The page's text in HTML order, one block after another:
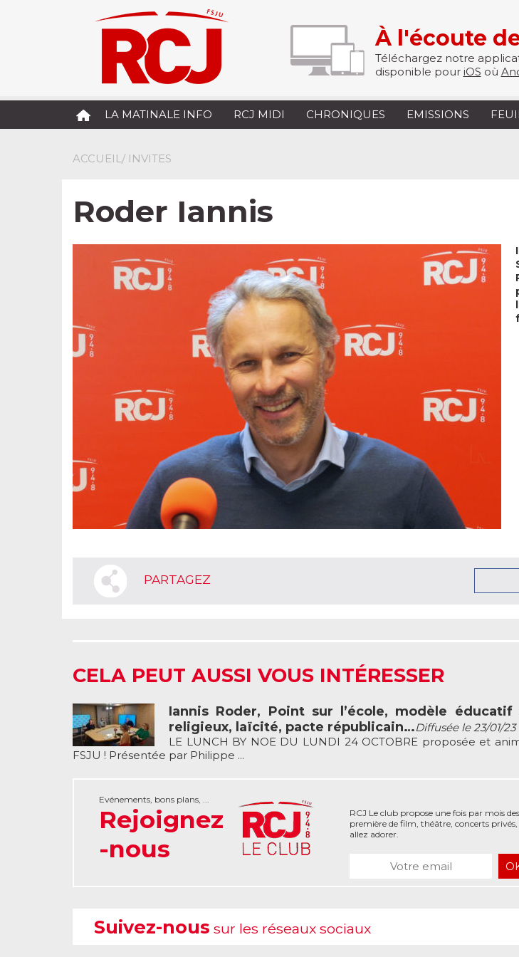
À l'écoute
Téléchargez notre
disponible pour iOS où
LA MATINALE INFO RCJ MIDI CHRONIQUES EMISSIONS
ACCUEIL/ INVITES
Roder Iannis
PARTAGEZ
CELA PEUT AUSSI VOUS INTÉRESSER
Iannis Roder, Point sur l’école, modèle
religieux, laïcité, pacte républicain…Diffusée le 23/01/23
LE LUNCH BY NOE DU LUNDI 24 OCTOBRE proposée et
FSJU ! Présentée par Philippe ...
Evénements, bons plans, ...
Rejoignez
-nous
RCJ Le club propose une fois par mois
première de film, théâtre, concerts
allez adorer.
Suivez-nous sur les réseaux sociaux